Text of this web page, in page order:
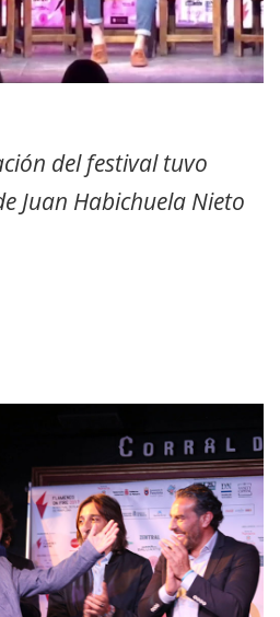
del festival tuvo
Juan Habichuela Nieto